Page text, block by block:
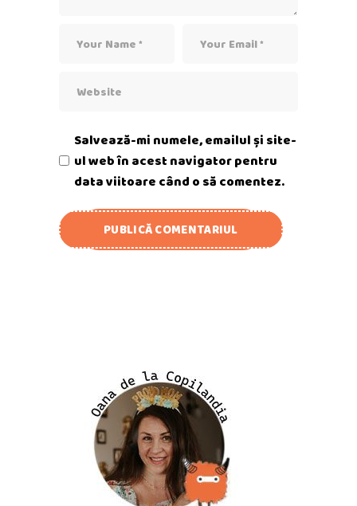
Salvează-mi numele, emailul și site-
ul web în acest navigator pentru
data viitoare când o să comentez.
PUBLICĂ COMENTARIUL